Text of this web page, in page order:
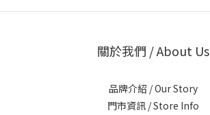
關於我們 / About Us
品牌介紹 / Our Story
門市資訊 / Store Info